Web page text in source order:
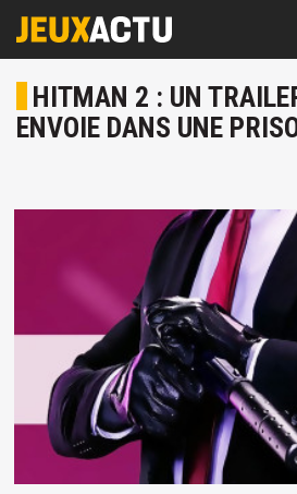
HITMAN 2 : UN
ENVOIE DANS UNE